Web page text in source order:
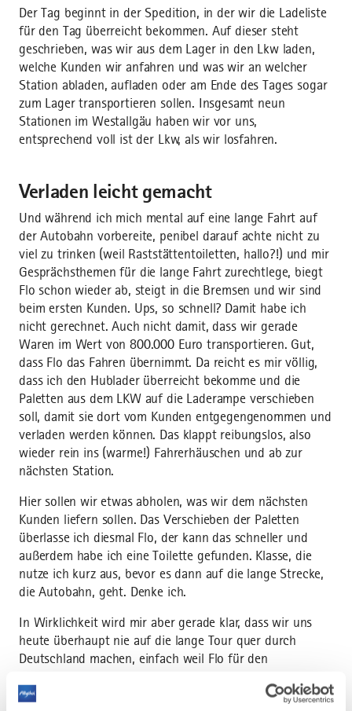
Der Tag beginnt in der Spedition, in der wir die Ladeliste
für den Tag überreicht bekommen. Auf dieser steht
geschrieben, was wir aus dem Lager in den Lkw laden,
welche Kunden wir anfahren und was wir an welcher
Station abladen, aufladen oder am Ende des Tages sogar
zum Lager transportieren sollen. Insgesamt neun
Stationen im Westallgäu haben wir vor uns,
entsprechend voll ist der Lkw, als wir losfahren.
Verladen leicht gemacht
Und während ich mich mental auf eine lange Fahrt auf
der Autobahn vorbereite, penibel darauf achte nicht zu
viel zu trinken (weil Raststättentoiletten, hallo?!) und mir
Gesprächsthemen für die lange Fahrt zurechtlege, biegt
Flo schon wieder ab, steigt in die Bremsen und wir sind
beim ersten Kunden. Ups, so schnell? Damit habe ich
nicht gerechnet. Auch nicht damit, dass wir gerade
Waren im Wert von 800.000 Euro transportieren. Gut,
dass Flo das Fahren übernimmt. Da reicht es mir völlig,
dass ich den Hublader überreicht bekomme und die
Paletten aus dem LKW auf die Laderampe verschieben
soll, damit sie dort vom Kunden entgegengenommen und
verladen werden können. Das klappt reibungslos, also
wieder rein ins (warme!) Fahrerhäuschen und ab zur
nächsten Station.
Hier sollen wir etwas abholen, was wir dem nächsten
Kunden liefern sollen. Das Verschieben der Paletten
überlasse ich diesmal Flo, der kann das schneller und
außerdem habe ich eine Toilette gefunden. Klasse, die
nutze ich kurz aus, bevor es dann auf die lange Strecke,
die Autobahn, geht. Denke ich.
In Wirklichkeit wird mir aber gerade klar, dass wir uns
heute überhaupt nie auf die lange Tour quer durch
Deutschland machen, einfach weil Flo für den
entgegen meiner Erwartungen, einen ganz normalen